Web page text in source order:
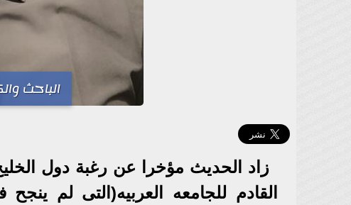
الباحث
زاد الحديث مؤخرا عن رغبة دول
القادم للجامعه العربيه(التى لم